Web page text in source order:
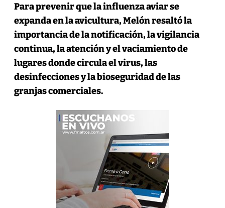
Para prevenir que la influenza aviar se
expanda en la avicultura, Melón resaltó la
importancia de la notificación, la vigilancia
continua, la atención y el vaciamiento de
lugares donde circula el virus, las
desinfecciones y la bioseguridad de las
granjas comerciales.